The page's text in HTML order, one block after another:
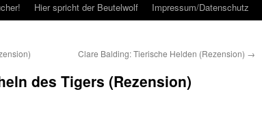
Hier spricht der Beutelwolf Impressum/Datenschutz
Clare Balding: Tierische Helden (Rezension) →
des Tigers (Rezension)